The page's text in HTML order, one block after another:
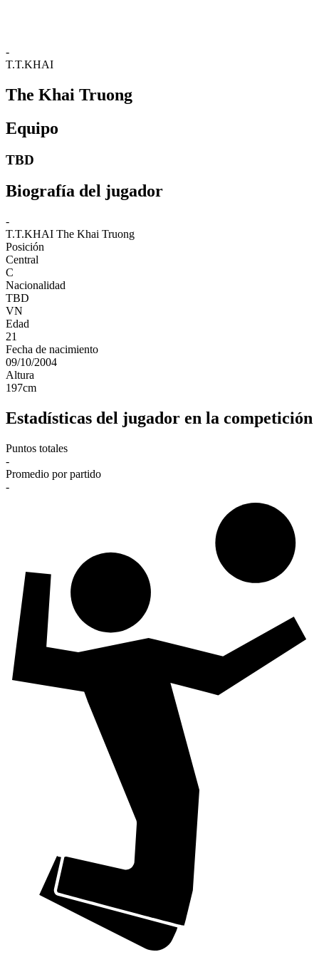
-
T.T.KHAI
The Khai Truong
Equipo
TBD
Biografía del jugador
-
T.T.KHAI The Khai Truong
Posición
Central
C
Nacionalidad
TBD
VN
Edad
21
Fecha de nacimiento
09/10/2004
Altura
197cm
Estadísticas del jugador en la competición
Puntos totales
-
Promedio por partido
-